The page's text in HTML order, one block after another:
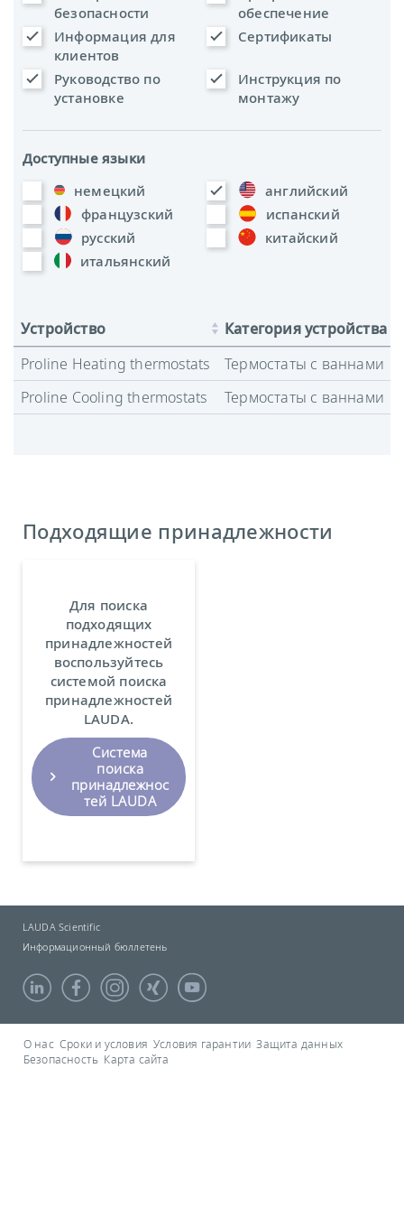
безопасности
обеспечение
Информация для
клиентов
Сертификаты
Руководство по
установке
Инструкция по
монтажу
Доступные языки
немецкий
английский
французский
испанский
русский
китайский
итальянский
Устройство
Категория устройства
Proline Heating thermostats
Термостаты с ваннами
Proline Cooling thermostats
Термостаты с ваннами
Подходящие принадлежности
Для поиска
подходящих
принадлежностей
воспользуйтесь
системой поиска
принадлежностей
LAUDA.
Система
поиска
принадлежнос
тей LAUDA
LAUDA Scientific
Информационный бюллетень
О нас Сроки и условия Условия гарантии Защита данных
Безопасность Карта сайта